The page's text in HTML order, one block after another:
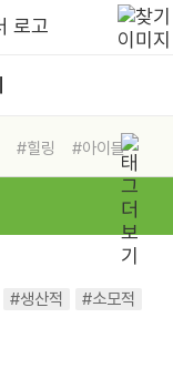
#힐링
#아이들
#생산적
#소모적